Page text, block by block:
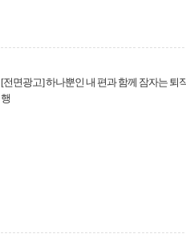
[전면광고] 하나뿐인 내 편과 함께 잠자는 퇴
행